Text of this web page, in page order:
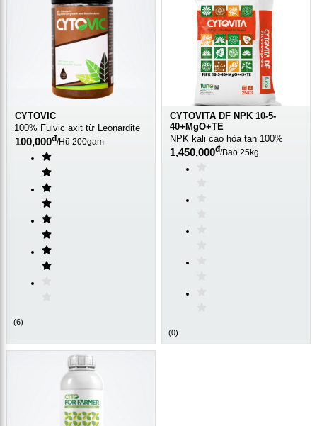
CYTOVIC
100% Fulvic axit từ Leonardite
100,000đ/Hũ 200gam
(6)
CYTOVITA DF NPK 10-5-
40+MgO+TE
NPK kali cao hòa tan 100%
1,450,000đ/Bao 25kg
(0)